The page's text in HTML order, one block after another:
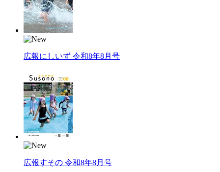
広報にしいず 令和8年8月号
広報すその 令和8年8月号